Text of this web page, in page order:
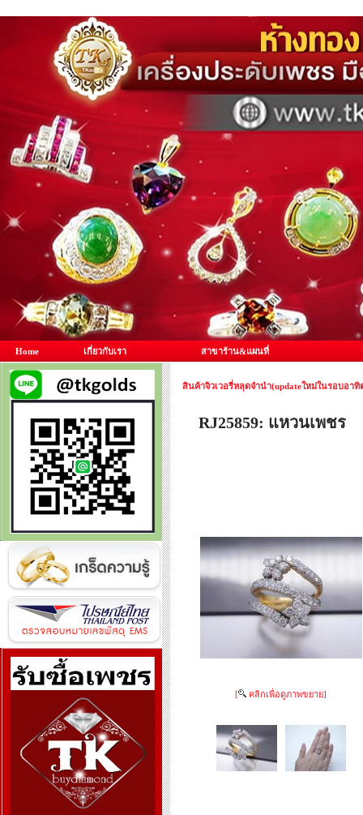
Home เกี่ยวกับเรา สาขาร้าน&แผนที่
สินค้าจิวเวอรี่หลุดจำนำ(updateใหม่ในรอบอาทิ
RJ25859: แหวนเพชร
[ คลิกเพื่อดูภาพขยาย]